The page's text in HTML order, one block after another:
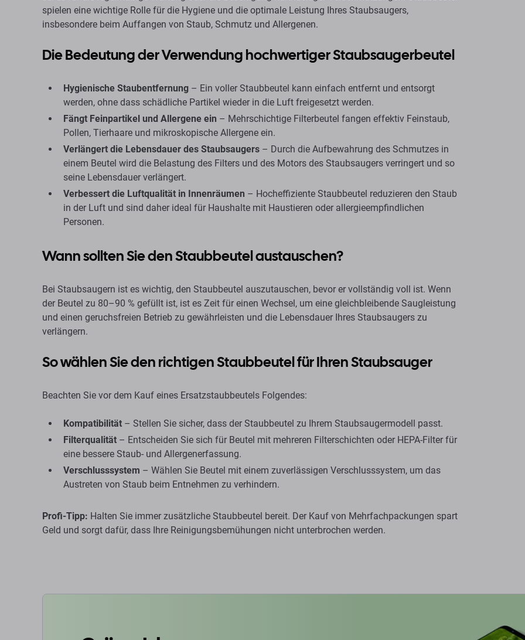
spielen eine wichtige Rolle für die Hygiene und die optimale Leistung Ihres Staubsaugers,
insbesondere beim Auffangen von Staub, Schmutz und Allergenen.
Die Bedeutung der Verwendung hochwertiger Staubsaugerbeutel
Hygienische Staubentfernung – Ein voller Staubbeutel kann einfach entfernt und entsorgt
werden, ohne dass schädliche Partikel wieder in die Luft freigesetzt werden.
Fängt Feinpartikel und Allergene ein – Mehrschichtige Filterbeutel fangen effektiv Feinstaub,
Pollen, Tierhaare und mikroskopische Allergene ein.
Verlängert die Lebensdauer des Staubsaugers – Durch die Aufbewahrung des Schmutzes in
einem Beutel wird die Belastung des Filters und des Motors des Staubsaugers verringert und so
seine Lebensdauer verlängert.
Verbessert die Luftqualität in Innenräumen – Hocheffiziente Staubbeutel reduzieren den Staub
in der Luft und sind daher ideal für Haushalte mit Haustieren oder allergieempfindlichen
Personen.
Wann sollten Sie den Staubbeutel austauschen?
Bei Staubsaugern ist es wichtig, den Staubbeutel auszutauschen, bevor er vollständig voll ist. Wenn
der Beutel zu 80–90 % gefüllt ist, ist es Zeit für einen Wechsel, um eine gleichbleibende Saugleistung
und einen geruchsfreien Betrieb zu gewährleisten und die Lebensdauer Ihres Staubsaugers zu
verlängern.
So wählen Sie den richtigen Staubbeutel für Ihren Staubsauger
Beachten Sie vor dem Kauf eines Ersatzstaubbeutels Folgendes:
Kompatibilität – Stellen Sie sicher, dass der Staubbeutel zu Ihrem Staubsaugermodell passt.
Filterqualität – Entscheiden Sie sich für Beutel mit mehreren Filterschichten oder HEPA-Filter für
eine bessere Staub- und Allergenerfassung.
Verschlusssystem – Wählen Sie Beutel mit einem zuverlässigen Verschlusssystem, um das
Austreten von Staub beim Entnehmen zu verhindern.
Profi-Tipp: Halten Sie immer zusätzliche Staubbeutel bereit. Der Kauf von Mehrfachpackungen spart
Geld und sorgt dafür, dass Ihre Reinigungsbemühungen nicht unterbrochen werden.